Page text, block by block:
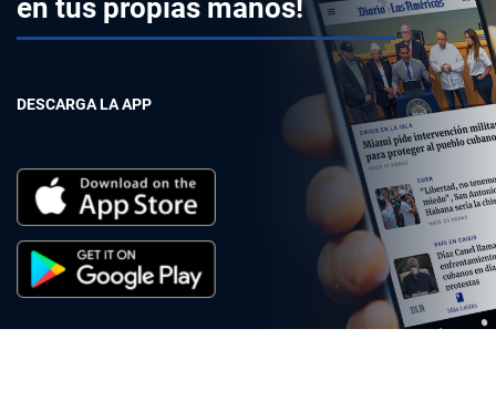
en tus propias manos!
DESCARGA LA APP